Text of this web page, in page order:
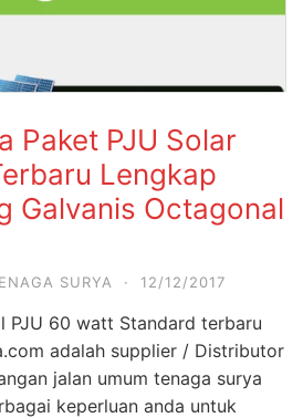
Paket PJU Solar
Lengkap
Galvanis Octagonal
SURYA · 12/12/2017
PJU 60 watt Standard terbaru
adalah supplier / Distributor
jalan umum tenaga surya
keperluan anda untuk